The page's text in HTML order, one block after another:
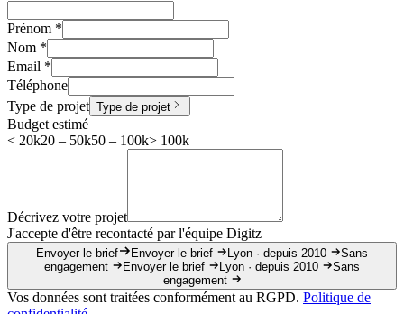
Prénom *
Nom *
Email *
Téléphone
Type de projet Type de projet
Budget estimé
< 20k20 – 50k50 – 100k> 100k
Décrivez votre projet
J'accepte d'être recontacté par l'équipe Digitz
Envoyer le brief Envoyer le brief Lyon · depuis 2010
Sans
engagement
Envoyer le brief Lyon · depuis 2010
Sans
engagement
Vos données sont traitées conformément au RGPD. Politique de